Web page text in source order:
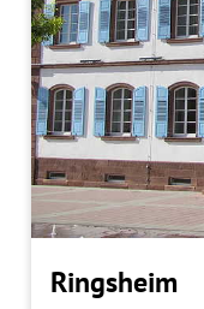
Ringsheim